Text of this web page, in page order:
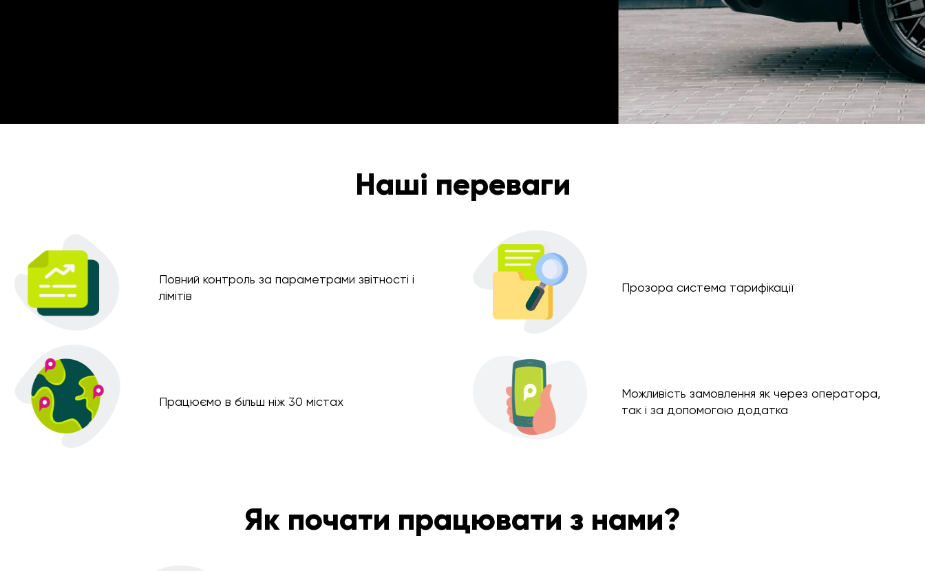
Наші переваги
Повний контроль за параметрами звітності і
лімітів
Прозора система тарифікації
Працюємо в більш ніж 30 містах
Можливість замовлення як через оператора,
так і за допомогою додатка
Як почати працювати з нами?